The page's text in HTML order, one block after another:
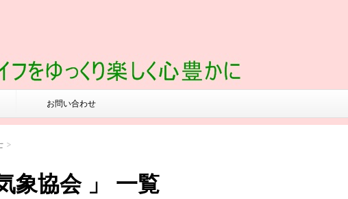
お問い合わせ
>
象協会 」 一覧